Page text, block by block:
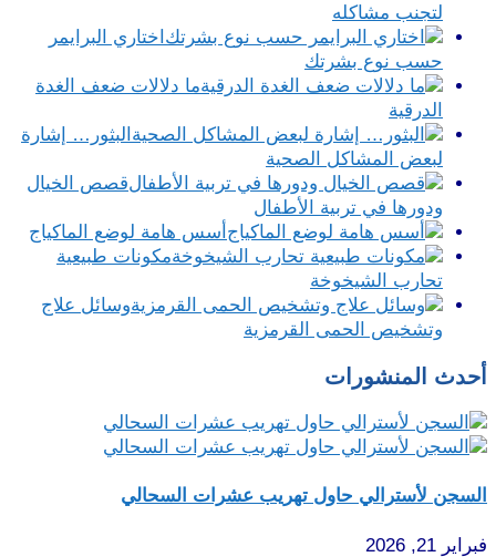
لتجنب مشاكله
اختاري البرايمر
حسب نوع بشرتك
ما دلالات ضعف الغدة
الدرقية
البثور… إشارة
لبعض المشاكل الصحية
قصص الخيال
ودورها في تربية الأطفال
أسس هامة لوضع الماكياج
مكونات طبيعية
تحارب الشيخوخة
وسائل علاج
وتشخيص الحمى القرمزية
أحدث المنشورات
السجن لأسترالي حاول تهريب عشرات السحالي
فبراير 21, 2026